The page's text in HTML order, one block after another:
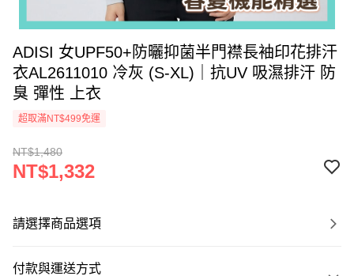
ADISI 女UPF50+防曬抑菌半門襟長袖印花排汗
衣AL2611010 冷灰 (S-XL)｜抗UV 吸濕排汗 防
臭 彈性 上衣
超取滿NT$499免運
NT$1,480
NT$1,332
請選擇商品選項
付款與運送方式